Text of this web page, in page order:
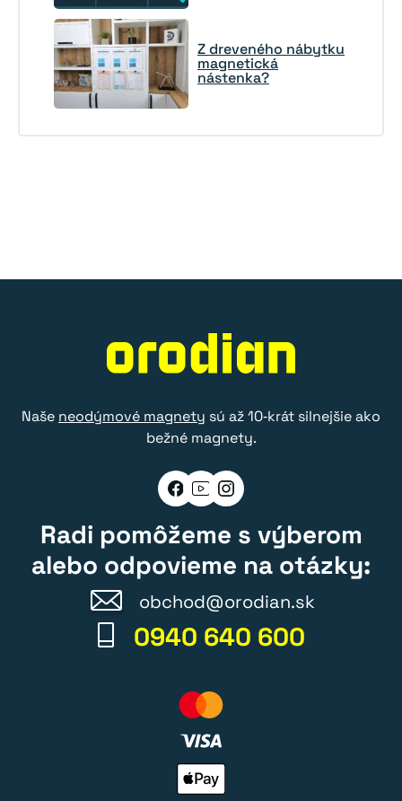
Z dreveného nábytku
magnetická
nástenka?
Naše neodýmové magnety sú až 10‑krát silnejšie ako
bežné magnety.
Radi pomôžeme s výberom
alebo odpovieme na otázky:
obchod@orodian.sk
0940 640 600